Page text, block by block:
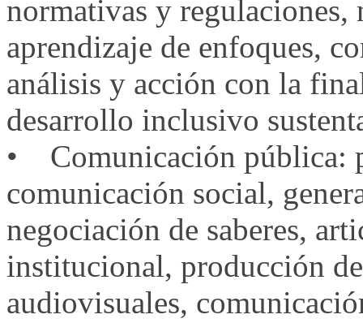
normativas y regulaciones,
aprendizaje de enfoques,
análisis y acción con la
desarrollo inclusivo
• Comunicación pública:
comunicación social,
negociación de saberes,
institucional, producción
audiovisuales,